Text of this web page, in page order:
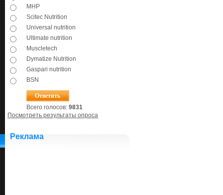
MHP
Scitec Nutrition
Universal nutrition
Ultimate nutrition
Muscletech
Dymatize Nutrition
Gaspari nutrition
BSN
Всего голосов: 9831
Посмотреть результаты опроса
Реклама